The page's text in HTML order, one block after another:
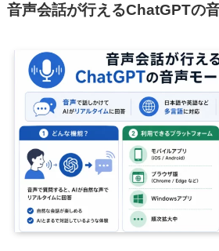
音声会話が行えるChatGPTの